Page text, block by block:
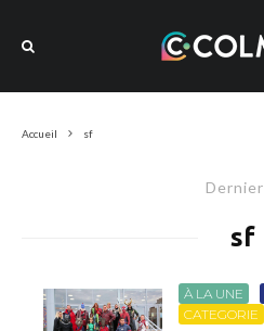
Accueil sf
Dernier
sf
À LA UNE
CATEGORIE